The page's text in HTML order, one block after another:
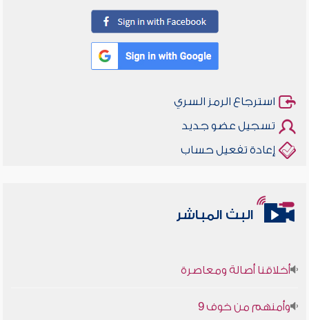
استرجاع الرمز السري
تسجيل عضو جديد
إعادة تفعيل حساب
البث المباشر
أخلاقنا أصالة ومعاصرة
وأمنهم من خوف 9